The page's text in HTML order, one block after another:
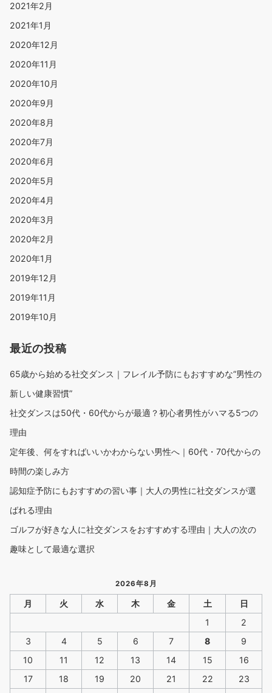
2021年2月
2021年1月
2020年12月
2020年11月
2020年10月
2020年9月
2020年8月
2020年7月
2020年6月
2020年5月
2020年4月
2020年3月
2020年2月
2020年1月
2019年12月
2019年11月
2019年10月
最近の投稿
65歳から始める社交ダンス｜フレイル予防にもおすすめな“男性の
新しい健康習慣”
社交ダンスは50代・60代からが最適？初心者男性がハマる5つの
理由
定年後、何をすればいいかわからない男性へ｜60代・70代からの
時間の楽しみ方
認知症予防にもおすすめの習い事｜大人の男性に社交ダンスが選
ばれる理由
ゴルフが好きな人に社交ダンスをおすすめする理由｜大人の次の
趣味として最適な選択
2026年8月
月 火 水 木 金 土
日
1
2
3
4 5 6 7 8
9
10
11 12 13 14 15
16
17
18 19 20 21 22
23